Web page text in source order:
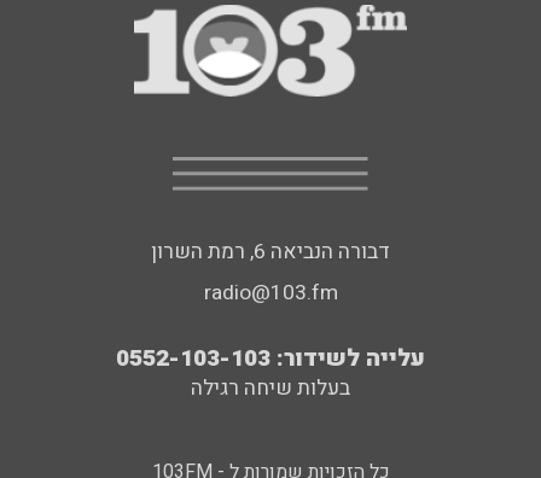
דבורה הנביאה 6, רמת השרון
radio@103.fm
עלייה לשידור: 0552-103-103
בעלות שיחה רגילה
כל הזכויות שמורות ל - 103FM